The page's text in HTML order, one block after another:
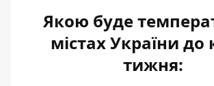
Якою буде
містах України до
тижня: